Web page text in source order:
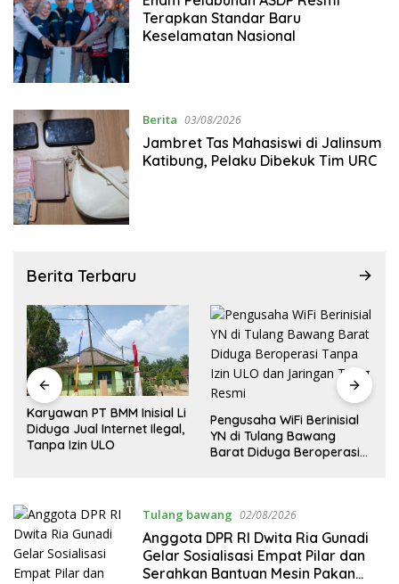
Terapkan Standar Baru
Keselamatan Nasional
Berita 03/08/2026
Jambret Tas Mahasiswi di Jalinsum
Katibung, Pelaku Dibekuk Tim URC
Berita Terbaru
Karyawan PT BMM Inisial Li
Diduga Jual Internet Ilegal,
Tanpa Izin ULO
Pengusaha WiFi Berinisial
YN di Tulang Bawang
Barat Diduga Beroperasi
Tulang bawang 02/08/2026
Anggota DPR RI Dwita Ria Gunadi
Gelar Sosialisasi Empat Pilar dan
Serahkan Bantuan Mesin Pakan